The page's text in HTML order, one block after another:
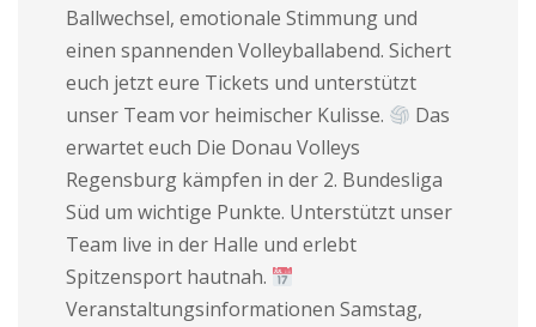
Ballwechsel, emotionale Stimmung und
einen spannenden Volleyballabend. Sichert
euch jetzt eure Tickets und unterstützt
unser Team vor heimischer Kulisse.
Das
erwartet euch Die Donau Volleys
Regensburg kämpfen in der 2. Bundesliga
Süd um wichtige Punkte. Unterstützt unser
Team live in der Halle und erlebt
Spitzensport hautnah.
Veranstaltungsinformationen Samstag,